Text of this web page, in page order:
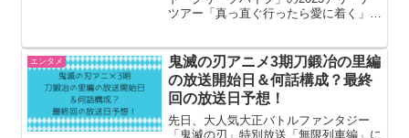
ツアー「真っ直ぐ行ったら愛に着く」が
よって」を終えたばかりのクリープハイ
プ。それから1ヶ...
エンタメ
鬼滅の刃アニメ3期刀鍛冶の里編
の放送開始日＆何話構成？最終
回の放送日予想！
先日、大人気大正バトルファンタジー
「鬼滅の刃」特別放送「無限列車編」に